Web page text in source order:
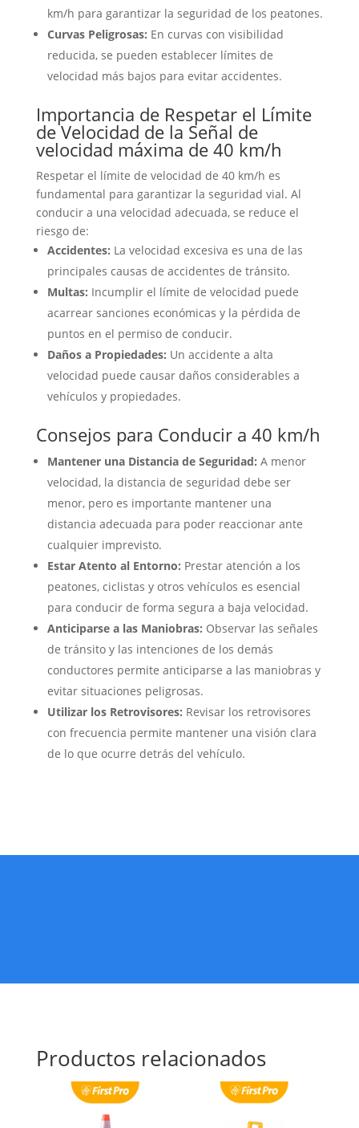
km/h para garantizar la seguridad de los peatones.
Curvas Peligrosas: En curvas con visibilidad
reducida, se pueden establecer límites de
velocidad más bajos para evitar accidentes.
Importancia de Respetar el Límite
de Velocidad de la Señal de
velocidad máxima de 40 km/h
Respetar el límite de velocidad de 40 km/h es
fundamental para garantizar la seguridad vial. Al
conducir a una velocidad adecuada, se reduce el
riesgo de:
Accidentes: La velocidad excesiva es una de las
principales causas de accidentes de tránsito.
Multas: Incumplir el límite de velocidad puede
acarrear sanciones económicas y la pérdida de
puntos en el permiso de conducir.
Daños a Propiedades: Un accidente a alta
velocidad puede causar daños considerables a
vehículos y propiedades.
Consejos para Conducir a 40 km/h
Mantener una Distancia de Seguridad: A menor
velocidad, la distancia de seguridad debe ser
menor, pero es importante mantener una
distancia adecuada para poder reaccionar ante
cualquier imprevisto.
Estar Atento al Entorno: Prestar atención a los
peatones, ciclistas y otros vehículos es esencial
para conducir de forma segura a baja velocidad.
Anticiparse a las Maniobras: Observar las señales
de tránsito y las intenciones de los demás
conductores permite anticiparse a las maniobras y
evitar situaciones peligrosas.
Utilizar los Retrovisores: Revisar los retrovisores
con frecuencia permite mantener una visión clara
de lo que ocurre detrás del vehículo.
Productos relacionados